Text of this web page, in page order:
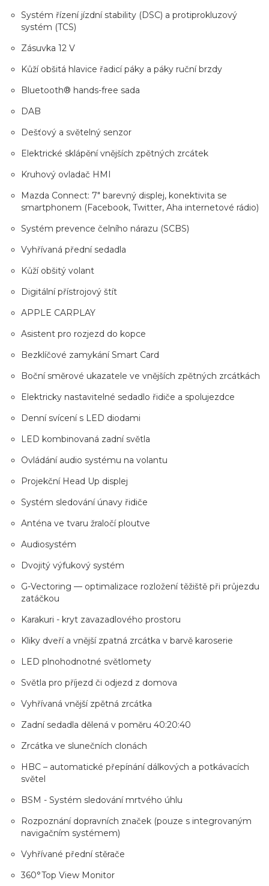
Systém řízení jízdní stability (DSC) a protiprokluzový
systém (TCS)
Zásuvka 12 V
Kůží obšitá hlavice řadicí páky a páky ruční brzdy
Bluetooth® hands-free sada
DAB
Dešťový a světelný senzor
Elektrické sklápění vnějších zpětných zrcátek
Kruhový ovladač HMI
Mazda Connect: 7" barevný displej, konektivita se
smartphonem (Facebook, Twitter, Aha internetové rádio)
Systém prevence čelního nárazu (SCBS)
Vyhřívaná přední sedadla
Kůží obšitý volant
Digitální přístrojový štít
APPLE CARPLAY
Asistent pro rozjezd do kopce
Bezklíčové zamykání Smart Card
Boční směrové ukazatele ve vnějších zpětných zrcátkách
Elektricky nastavitelné sedadlo řidiče a spolujezdce
Denní svícení s LED diodami
LED kombinovaná zadní světla
Ovládání audio systému na volantu
Projekční Head Up displej
Systém sledování únavy řidiče
Anténa ve tvaru žraločí ploutve
Audiosystém
Dvojitý výfukový systém
G-Vectoring — optimalizace rozložení těžiště při průjezdu
zatáčkou
Karakuri - kryt zavazadlového prostoru
Kliky dveří a vnější zpatná zrcátka v barvě karoserie
LED plnohodnotné světlomety
Světla pro příjezd či odjezd z domova
Vyhřívaná vnější zpětná zrcátka
Zadní sedadla dělená v poměru 40:20:40
Zrcátka ve slunečních clonách
HBC – automatické přepínání dálkových a potkávacích
světel
BSM - Systém sledování mrtvého úhlu
Rozpoznání dopravních značek (pouze s integrovaným
navigačním systémem)
Vyhřívané přední stěrače
360°Top View Monitor